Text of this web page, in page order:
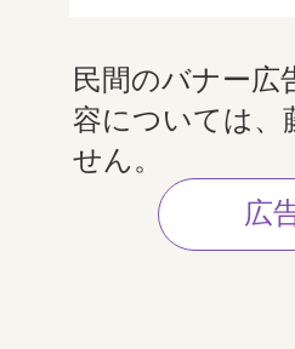
民間のバナー広
容については、
せん。
広